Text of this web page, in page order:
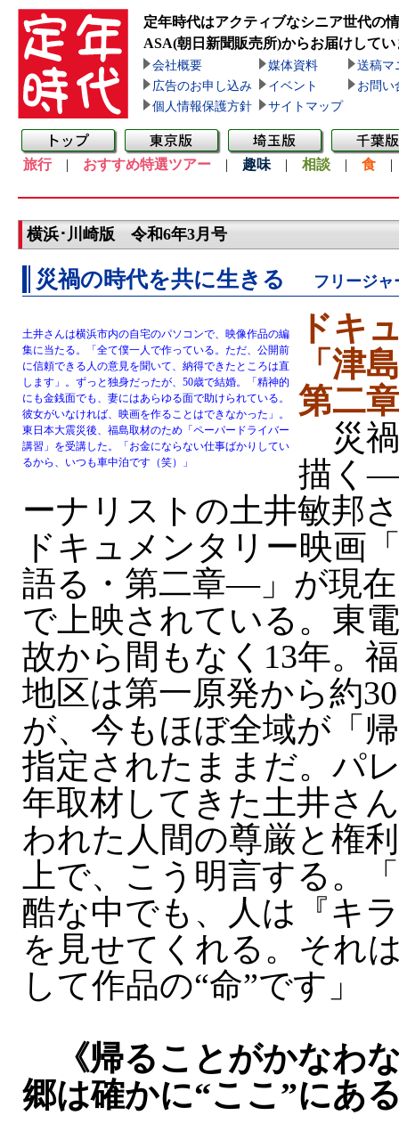
定年時代はアクティブなシニア世代の
ASA(朝日新聞販売所)からお届けしてい
会社概要 媒体資料
送稿マ
広告のお申し込み
イベント
お問い
個人情報保護方針
サイトマップ
旅行| おすすめ特選ツアー | 趣味 | 相談 | 食
横浜･川崎版 令和6年3月号
災禍の時代を共に生きる フリージ
土井さんは横浜市内の自宅のパソコンで、映像作品の編
集に当たる。「全て僕一人で作っている。ただ、公開前
に信頼できる人の意見を聞いて、納得できたところは直
します」。ずっと独身だったが、50歳で結婚。「精神的
にも金銭面でも、妻にはあらゆる面で助けられている。
彼女がいなければ、映画を作ることはできなかった」。
東日本大震災後、福島取材のため「ペーパードライバー
講習」を受講した。「お金にならない仕事ばかりしてい
るから、いつも車中泊です（笑）」
ドキ
「津
第二
災禍
描く—
ーナリストの土井敏邦
ドキュメンタリー映
語る・第二章—」が現
で上映されている。東
故から間もなく13年。
地区は第一原発から約
が、今もほぼ全域が「
指定されたままだ。パ
年取材してきた土井さ
われた人間の尊厳と権
上で、こう明言する。
酷な中でも、人は『キ
を見せてくれる。それ
して作品の“命”です」
《帰ることがかなわ
郷は確かに“ここ”にあ